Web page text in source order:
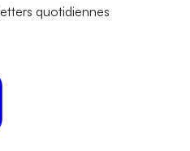
quotidiennes